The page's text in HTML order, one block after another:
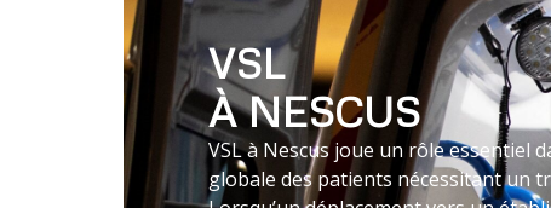
VSL
À NESCUS
VSL à Nescus joue un rôle essentiel
globale des patients nécessitant un